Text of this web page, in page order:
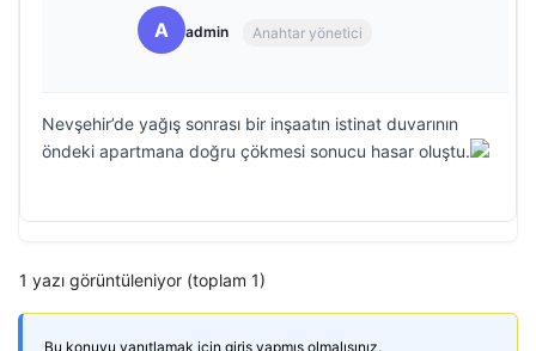
A admin Anahtar yönetici
Nevşehir’de yağış sonrası bir inşaatın istinat duvarının
öndeki apartmana doğru çökmesi sonucu hasar oluştu.
1 yazı görüntüleniyor (toplam 1)
Bu konuyu yanıtlamak için giriş yapmış olmalısınız.